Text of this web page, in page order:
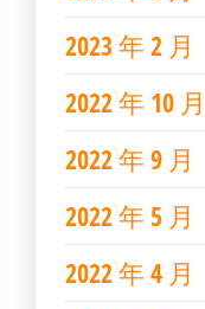
2023 年 2 月
2022 年 10 月
2022 年 9 月
2022 年 5 月
2022 年 4 月